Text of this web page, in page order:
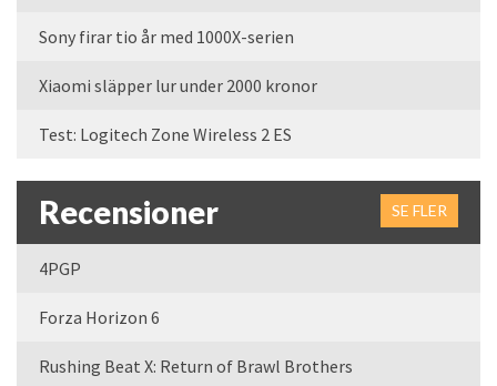
Sony firar tio år med 1000X-serien
Xiaomi släpper lur under 2000 kronor
Test: Logitech Zone Wireless 2 ES
Recensioner SE FLER
4PGP
Forza Horizon 6
Rushing Beat X: Return of Brawl Brothers